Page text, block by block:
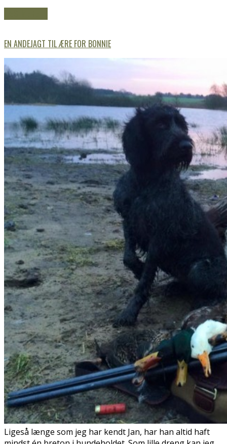
EN ANDEJAGT TIL ÆRE FOR BONNIE
Ligeså længe som jeg har kendt Jan, har han altid haft